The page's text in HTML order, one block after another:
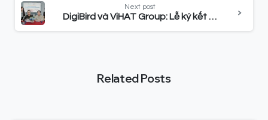
Next post
DigiBird và ViHAT Group: Lễ ký kết hợp tác chiến lược Phát triển Mini App
Related Posts